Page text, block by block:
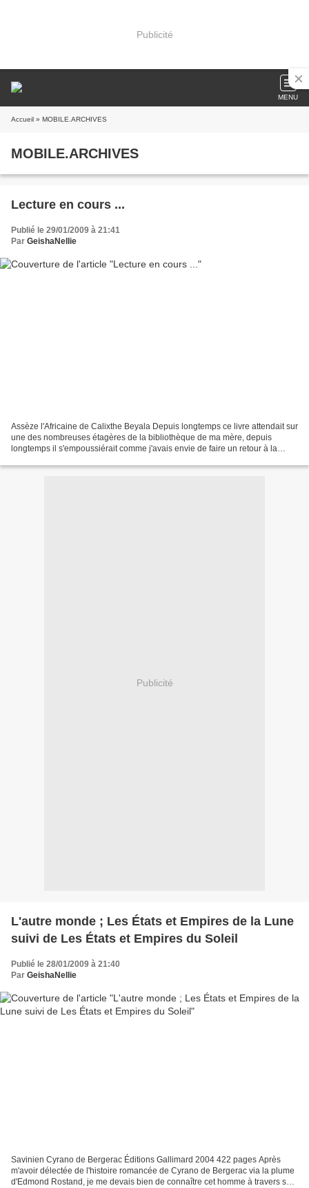
Publicité
MENU
Accueil » MOBILE.ARCHIVES
MOBILE.ARCHIVES
Lecture en cours ...
Publié le 29/01/2009 à 21:41
Par GeishaNellie
Assèze l'Africaine de Calixthe Beyala Depuis longtemps ce livre attendait sur
une des nombreuses étagères de la bibliothèque de ma mère, depuis
longtemps il s'empoussiérait comme j'avais envie de faire un retour à la
Publicité
L'autre monde ; Les États et Empires de la Lune
suivi de Les États et Empires du Soleil
Publié le 28/01/2009 à 21:40
Par GeishaNellie
Savinien Cyrano de Bergerac Éditions Gallimard 2004 422 pages Après
m'avoir délectée de l'histoire romancée de Cyrano de Bergerac via la plume
d'Edmond Rostand, je me devais bien de connaître cet homme à travers ses